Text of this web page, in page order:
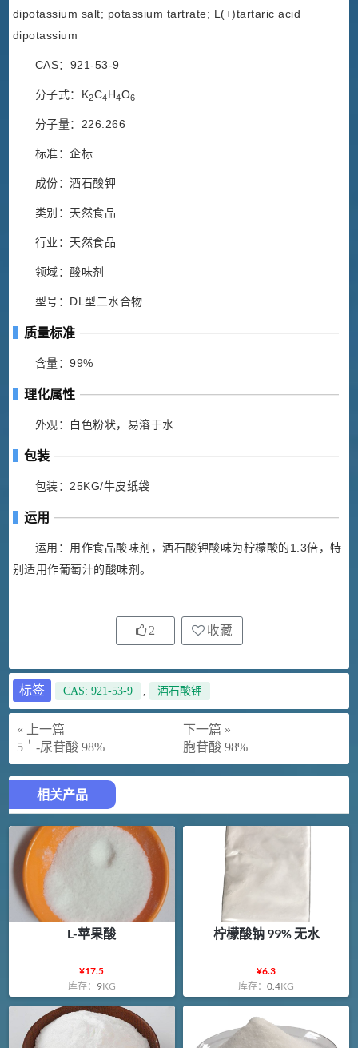
dipotassium salt; potassium tartrate; L(+)tartaric acid
dipotassium
CAS：921-53-9
分子式：K2C4H4O6
分子量：226.266
标准：企标
成份：酒石酸钾
类别：天然食品
行业：天然食品
领域：酸味剂
型号：DL型二水合物
质量标准
含量：99%
理化属性
外观：白色粉状，易溶于水
包装
包装：25KG/牛皮纸袋
运用
运用：用作食品酸味剂，酒石酸钾酸味为柠檬酸的1.3倍，特
别适用作葡萄汁的酸味剂。
2 收藏
标签 CAS: 921-53-9 , 酒石酸钾
« 上一篇
5＇-尿苷酸 98%
下一篇 »
胞苷酸 98%
相关产品
L-苹果酸
¥17.5
库存： 9KG
柠檬酸钠 99% 无水
¥6.3
库存：0.4KG